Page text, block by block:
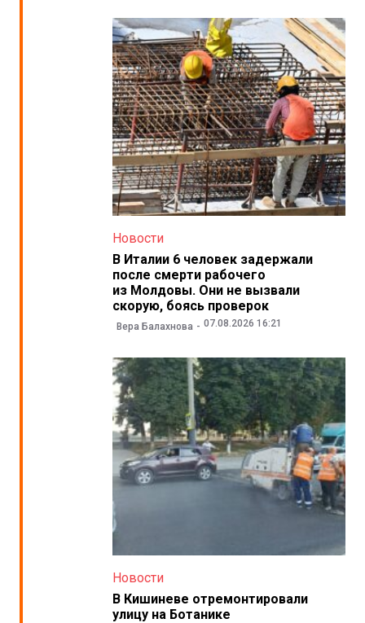
Новости
В Италии 6 человек задержали
после смерти рабочего
из Молдовы. Они не вызвали
скорую, боясь проверок
Вера Балахнова 07.08.2026 16:21
Новости
В Кишиневе отремонтировали
улицу на Ботанике